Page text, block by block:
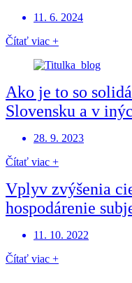
11. 6. 2024
Čítať viac +
Ako je to so
Slovensku a v
28. 9. 2023
Čítať viac +
Vplyv zvýšenia
hospodárenie
11. 10. 2022
Čítať viac +